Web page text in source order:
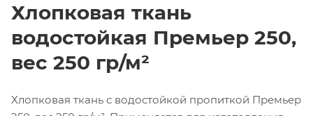
Хлопковая ткань
водостойкая Премьер 250,
вес 250 гр/м²
Хлопковая ткань с водостойкой пропиткой Премьер